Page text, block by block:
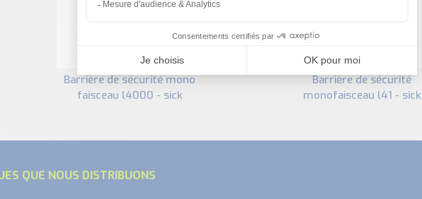
barrière de sécurité mono
faisceau l4000 - sick
barrière de sécurité
monofaisceau l41 - sick
QUE NOUS DISTRIBUONS